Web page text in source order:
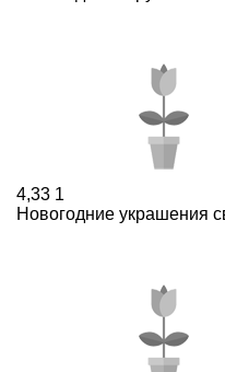
4,33 1
Новогодние украшения